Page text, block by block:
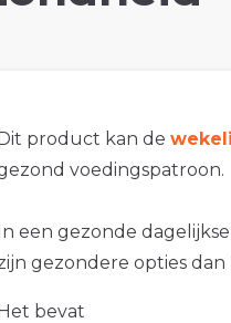
product kan de
voedingspatroon.
een gezonde
gezondere opties
bevat